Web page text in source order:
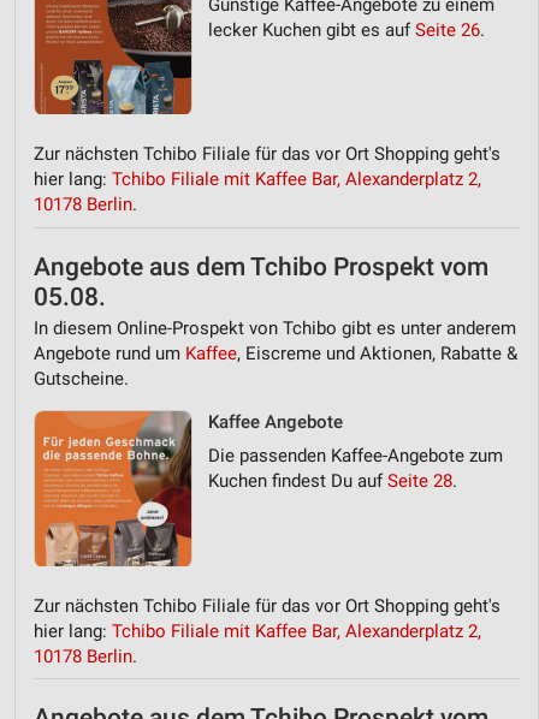
lecker Kuchen gibt es aufSeite 26.
Zur nächsten Tchibo Filiale für das vor Ort Shopping geht's
hier lang: Tchibo Filiale mit Kaffee Bar, Alexanderplatz 2,
10178 Berlin.
Angebote aus dem Tchibo Prospekt vom
05.08.
In diesem Online-Prospekt von Tchibo gibt es unter anderem
Angebote rund um Kaffee, Eiscreme und Aktionen, Rabatte &
Gutscheine.
Kaffee Angebote
Die passenden Kaffee-Angebote zum
Kuchen findest Du aufSeite 28.
Zur nächsten Tchibo Filiale für das vor Ort Shopping geht's
hier lang: Tchibo Filiale mit Kaffee Bar, Alexanderplatz 2,
10178 Berlin.